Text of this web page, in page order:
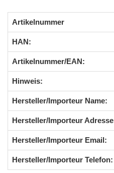
Artikelnummer
HAN:
Artikelnummer/EAN:
Hinweis:
Hersteller/Importeur Name:
Hersteller/Importeur
Hersteller/Importeur Email:
Hersteller/Importeur Telefon: